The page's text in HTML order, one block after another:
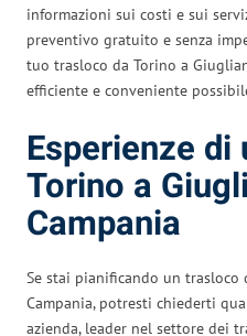
informazioni sui costi e sui
preventivo gratuito e senza
tuo trasloco da Torino a
efficiente e conveniente
Esperienze di
Torino a
Campania
Se stai pianificando un trasloco
Campania, potresti chiederti
azienda, leader nel settore dei